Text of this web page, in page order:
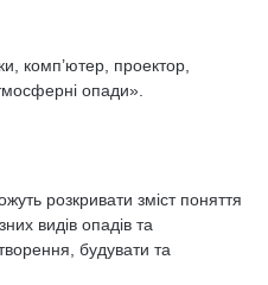
комп’ютер, проектор,
опади».
розкривати зміст поняття
видів опадів та
будувати та